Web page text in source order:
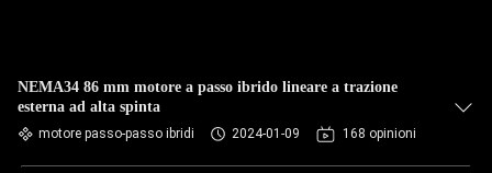
NEMA34 86 mm motore a passo ibrido lineare a trazione
esterna ad alta spinta
motore passo-passo ibridi 2024-01-09 168 opinioni